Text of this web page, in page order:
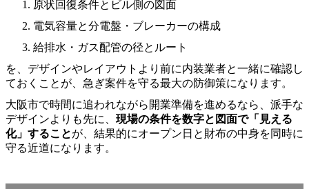
原状回復条件とビル側の図面
電気容量と分電盤・ブレーカーの構成
給排水・ガス配管の径とルート
を、デザインやレイアウトより前に内装業者と一緒に確認し
ておくことが、急ぎ案件を守る最大の防御策になります。
大阪市で時間に追われながら開業準備を進めるなら、派手な
デザインよりも先に、 現場の条件を数字と図面で「見える
化」することが、結果的にオープン日と財布の中身を同時に
守る近道になります。